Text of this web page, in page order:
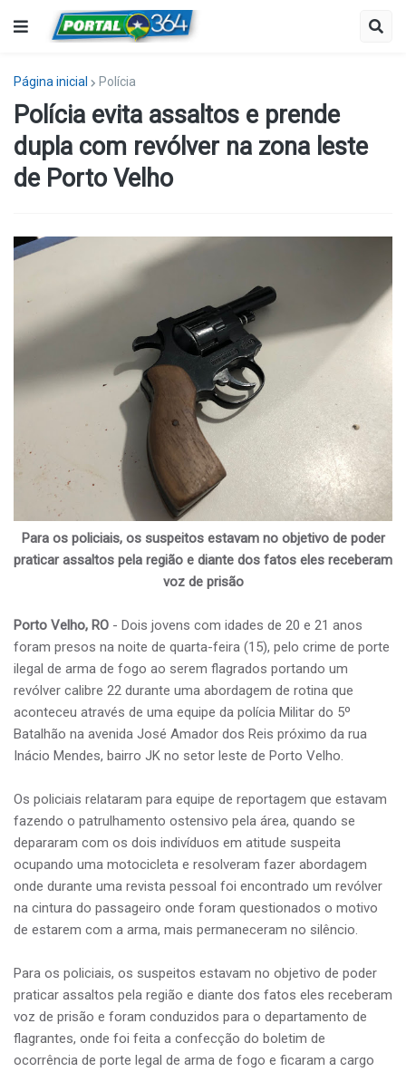
Página inicial Polícia
Polícia evita assaltos e prende
dupla com revólver na zona leste
de Porto Velho
Para os policiais, os suspeitos estavam no objetivo de poder
praticar assaltos pela região e diante dos fatos eles receberam
voz de prisão
Porto Velho, RO - Dois jovens com idades de 20 e 21 anos
foram presos na noite de quarta-feira (15), pelo crime de porte
ilegal de arma de fogo ao serem flagrados portando um
revólver calibre 22 durante uma abordagem de rotina que
aconteceu através de uma equipe da polícia Militar do 5º
Batalhão na avenida José Amador dos Reis próximo da rua
Inácio Mendes, bairro JK no setor leste de Porto Velho.
Os policiais relataram para equipe de reportagem que estavam
fazendo o patrulhamento ostensivo pela área, quando se
depararam com os dois indivíduos em atitude suspeita
ocupando uma motocicleta e resolveram fazer abordagem
onde durante uma revista pessoal foi encontrado um revólver
na cintura do passageiro onde foram questionados o motivo
de estarem com a arma, mais permaneceram no silêncio.
Para os policiais, os suspeitos estavam no objetivo de poder
praticar assaltos pela região e diante dos fatos eles receberam
voz de prisão e foram conduzidos para o departamento de
flagrantes, onde foi feita a confecção do boletim de
ocorrência de porte legal de arma de fogo e ficaram a cargo